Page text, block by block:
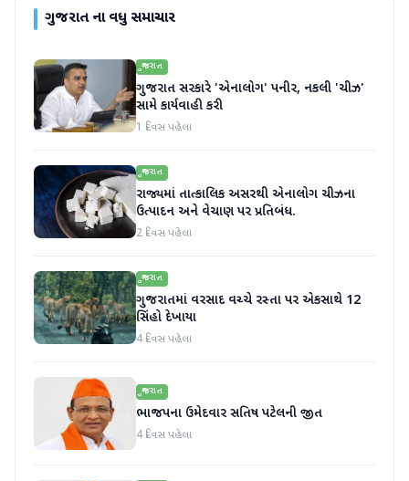
ગુજરાતના વધુ સમાચાર
ગુજરાત
ગુજરાત સરકારે 'એનાલોગ' પનીર, નકલી 'ચીઝ'
સામે કાર્યવાહી કરી
1 દિવસ પહેલા
ગુજરાત
રાજ્યમાં તાત્કાલિક અસરથી એનાલોગ ચીઝના
ઉત્પાદન અને વેચાણ પર પ્રતિબંધ.
2 દિવસ પહેલા
ગુજરાત
ગુજરાતમાં વરસાદ વચ્ચે રસ્તા પર એકસાથે 12
સિંહો દેખાયા
4 દિવસ પહેલા
ગુજરાત
ભાજપના ઉમેદવાર સતિષ પટેલની જીત
4 દિવસ પહેલા